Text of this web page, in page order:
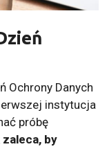
Ochrony Danych
instytucja
próbę
zaleca, by